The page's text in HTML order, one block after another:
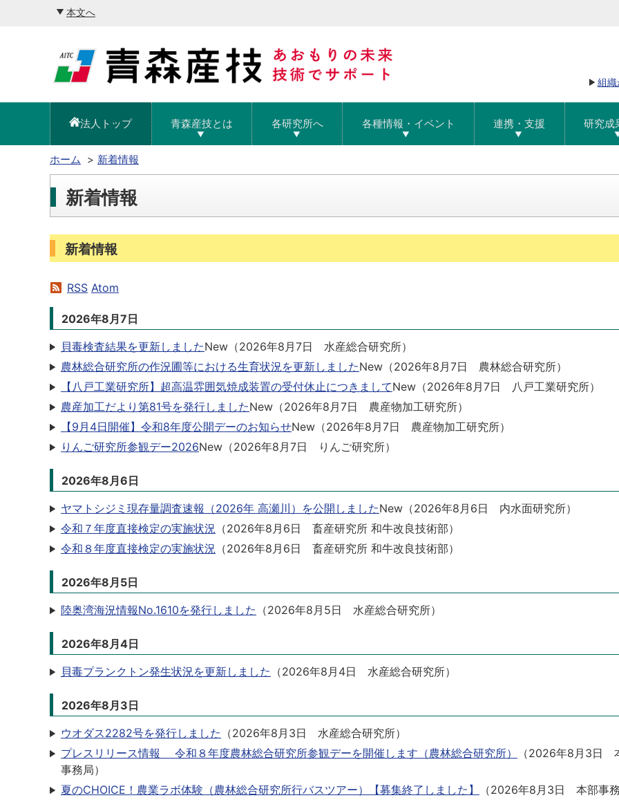
本文へ
組
法人トップ 青森産技とは 各研究所へ 各種情報・イベント 連携・支援 研究成
ホーム 新着情報
新着情報
新着情報
RSS Atom
2026年8月7日
貝毒検査結果を更新しましたNew （2026年8月7日 水産総合研究所）
農林総合研究所の作況圃等における生育状況を更新しましたNew （2026年8月7日 農林総合研究所）
【八戸工業研究所】超高温雰囲気焼成装置の受付休止につきましてNew （2026年8月7日 八戸工業研究所）
農産加工だより第81号を発行しましたNew （2026年8月7日 農産物加工研究所）
【9月4日開催】令和8年度公開デーのお知らせNew （2026年8月7日 農産物加工研究所）
りんご研究所参観デー2026New （2026年8月7日 りんご研究所）
2026年8月6日
ヤマトシジミ現存量調査速報（2026年 高瀬川）を公開しましたNew （2026年8月6日 内水面研究所）
令和７年度直接検定の実施状況 （2026年8月6日 畜産研究所 和牛改良技術部）
令和８年度直接検定の実施状況 （2026年8月6日 畜産研究所 和牛改良技術部）
2026年8月5日
陸奥湾海況情報No.1610を発行しました （2026年8月5日 水産総合研究所）
2026年8月4日
貝毒プランクトン発生状況を更新しました （2026年8月4日 水産総合研究所）
2026年8月3日
ウオダス2282号を発行しました （2026年8月3日 水産総合研究所）
プレスリリース情報 令和８年度農林総合研究所参観デーを開催します（農林総合研究所）
（2026年8月3日
事務局）
夏のCHOICE！農業ラボ体験（農林総合研究所行バスツアー）【募集終了しました】
（2026年8月3日 本部事